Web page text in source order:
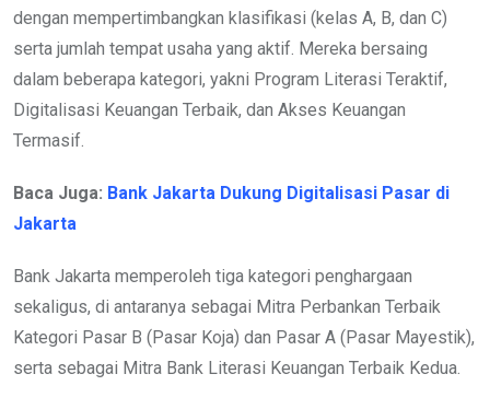
dengan mempertimbangkan klasifikasi (kelas A, B, dan C)
serta jumlah tempat usaha yang aktif. Mereka bersaing
dalam beberapa kategori, yakni Program Literasi Teraktif,
Digitalisasi Keuangan Terbaik, dan Akses Keuangan
Termasif.
Baca Juga: Bank Jakarta Dukung Digitalisasi Pasar di
Jakarta
Bank Jakarta memperoleh tiga kategori penghargaan
sekaligus, di antaranya sebagai Mitra Perbankan Terbaik
Kategori Pasar B (Pasar Koja) dan Pasar A (Pasar Mayestik),
serta sebagai Mitra Bank Literasi Keuangan Terbaik Kedua.